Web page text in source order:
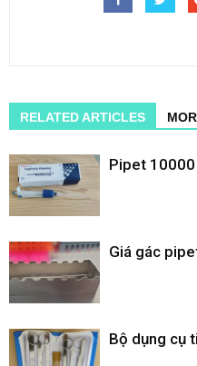
RELATED ARTICLES
Pipet 10000
Giá gác
Bộ dụng cụ